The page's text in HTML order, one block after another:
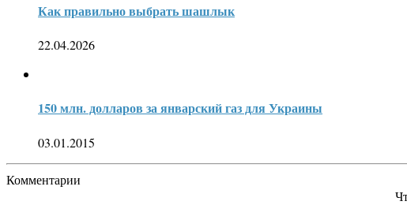
Как правильно выбрать шашлык
22.04.2026
150 млн. долларов за январский газ для Украины
03.01.2015
Комментарии